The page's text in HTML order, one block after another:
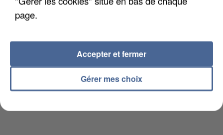
page.
Gérer mes choix
Accepter et fermer